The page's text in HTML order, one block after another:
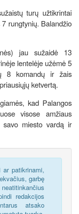
turų užtikrintai
rungtynių. Balandžio
jau sužaidė 13
lentelėje užėmė 5
8 komandų ir žais
ketvertą.
kad Palangos
visose amžiaus
miesto vardą ir
ar patikrinami,
garbę
redakcijos
atsako